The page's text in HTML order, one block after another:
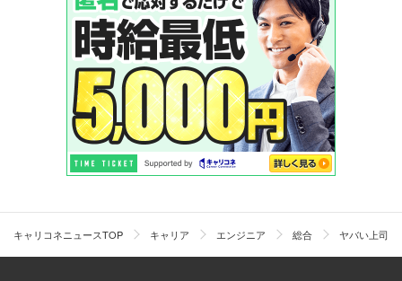
キャリコネニュースTOP キャリア エンジニア 総合 ヤバい上司